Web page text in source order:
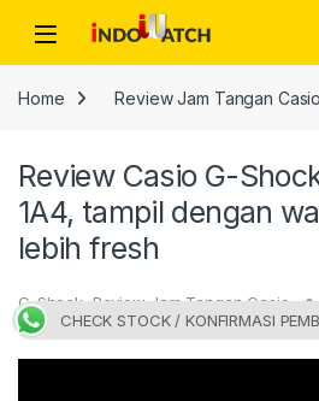
Open
Home Review Jam Tangan Casio
Review Casio G-
1A4, tampil dengan
lebih fresh
G-Shock,Review Jam Tangan Casio
CHECK STOCK / KONFIRMASI